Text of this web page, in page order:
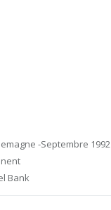
-Septembre 1992
Bank